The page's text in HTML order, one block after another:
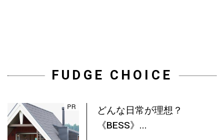
FUDGE CHOICE
どんな日常が理想？
《BESS》...